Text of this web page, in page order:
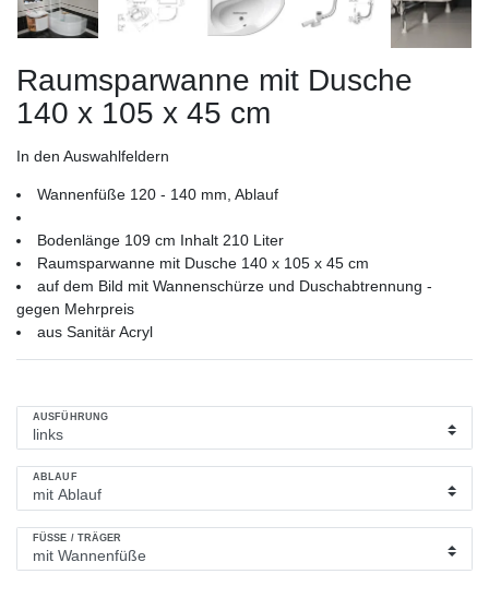
Raumsparwanne mit Dusche
140 x 105 x 45 cm
In den Auswahlfeldern
Wannenfüße 120 - 140 mm, Ablauf
Bodenlänge 109 cm Inhalt 210 Liter
Raumsparwanne mit Dusche 140 x 105 x 45 cm
auf dem Bild mit Wannenschürze und Duschabtrennung -
gegen Mehrpreis
aus Sanitär Acryl
AUSFÜHRUNG
ABLAUF
FÜSSE / TRÄGER